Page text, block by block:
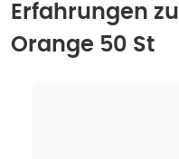
Erfahrungen zu
Orange 50 St